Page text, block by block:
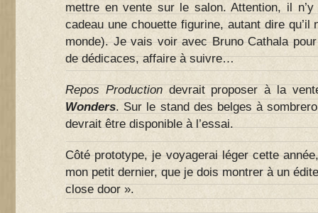
mettre en vente sur le salon. Attention, il
cadeau une chouette figurine, autant dire qu’il
monde). Je vais voir avec Bruno Cathala
de dédicaces, affaire à suivre…
Repos Productiondevrait proposer à la
Wonders. Sur le stand des belges à
devrait être disponible à l’essai.
Côté prototype, je voyagerai léger cette
mon petit dernier, que je dois montrer à un
close door ».